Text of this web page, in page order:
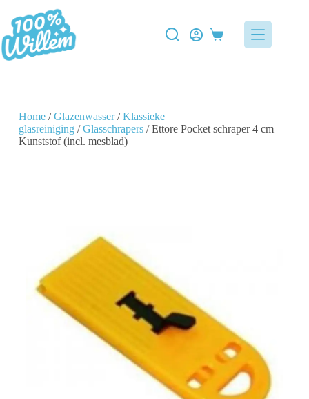
Home/Glazenwasser/Klassieke
glasreiniging/Glasschrapers/ Ettore Pocket schraper 4 cm
Kunststof (incl. mesblad)